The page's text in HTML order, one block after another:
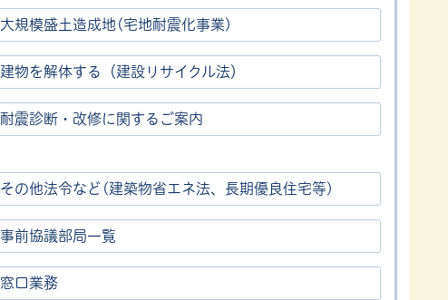
大規模盛土造成地(宅地耐震化事業)
建物を解体する（建設リサイクル法）
耐震診断・改修に関するご案内
その他法令など(建築物省エネ法、長期優良住宅等)
事前協議部局一覧
窓口業務